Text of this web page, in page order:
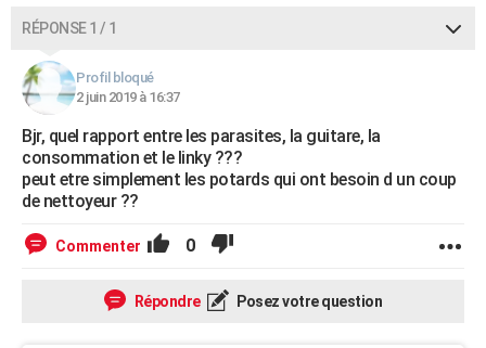
S'inscrire
Se connecter
Lycées
Collèges
Primaires
Universités
Entreprises
Service militaire
Avis de recherche
AVIS DE DÉCÈS
FORUM
Bricolage
Lifestyle
Culture
Sport
Auto
Television
Voyage
Cinema
RÉPONSE 1 / 1
Profil bloqué
2 juin 2019 à 16:37
Bjr, quel rapport entre les parasites, la guitare, la
consommation et le linky ???
peut etre simplement les potards qui ont besoin d un coup
de nettoyeur ??
Commenter 0
Répondre Posez votre question